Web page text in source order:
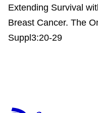
Extending Survival
Breast Cancer. The
Suppl3:20-29